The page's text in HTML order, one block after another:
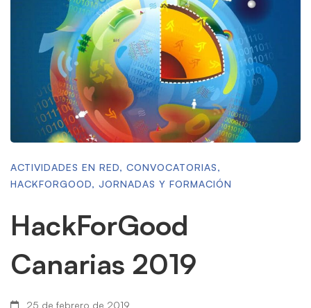
ACTIVIDADES EN RED, CONVOCATORIAS,
HACKFORGOOD, JORNADAS Y FORMACIÓN
HackForGood
Canarias 2019
25 de febrero de 2019